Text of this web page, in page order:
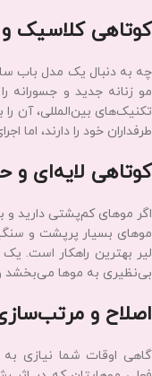
در مرکز تخصصی الهه
بهترین استایل‌ها ارائه
شما در این مرکز انجام
مشاوره و
پیش از برداشتن قیچی،
جلسه مشاوره رایگان،
می‌شود. ما با ارائه
شما کمک می‌کنیم تا بهترین
کوتاهی کلاسیک و
چه به دنبال یک مدل باب
مو زنانه جدید و جسورانه
تکنیک‌های بین‌المللی، آن
طرفداران خود را دارند،